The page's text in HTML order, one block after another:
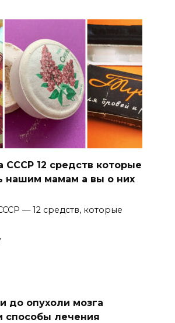
СССР 12 средств которые
нашим мамам а вы о них
— 12 средств, которые
до опухоли мозга
способы лечения